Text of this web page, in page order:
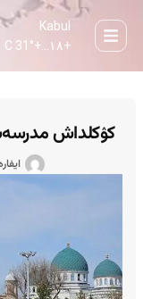
Kabul
+۱۸... +
31° C
کۉکلداش